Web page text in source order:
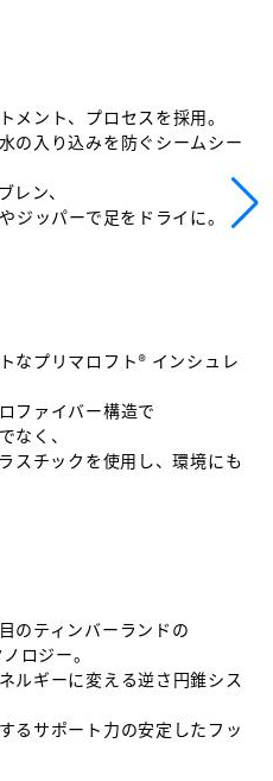
メント、プロセスを採用。
の入り込みを防ぐシームシー
レン、
ジッパーで足をドライに。
なプリマロフト® インシュレ
ファイバー構造で
なく、
スチックを使用し、環境にも
のティンバーランドの
ロジー。
ルギーに変える逆さ円錐シス
るサポート力の安定したフッ